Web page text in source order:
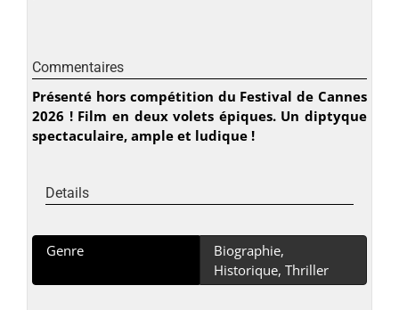
Commentaires
Présenté hors compétition du Festival de Cannes
2026 ! Film en deux volets épiques. Un diptyque
spectaculaire, ample et ludique !
Details
Genre
Biographie,
Historique, Thriller